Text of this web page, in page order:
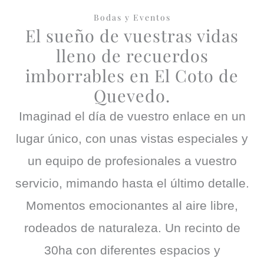
Bodas y Eventos
El sueño de vuestras vidas
lleno de recuerdos
imborrables en El Coto de
Quevedo.
Imaginad el día de vuestro enlace en un
lugar único, con unas vistas especiales y
un equipo de profesionales a vuestro
servicio, mimando hasta el último detalle.
Momentos emocionantes al aire libre,
rodeados de naturaleza. Un recinto de
30ha con diferentes espacios y